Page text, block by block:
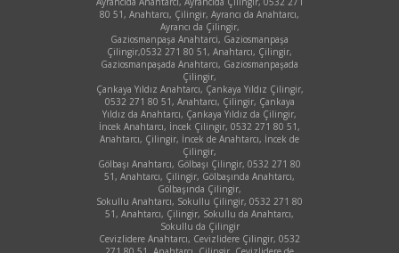
80 51, Anahtarcı, Çilingir, Ayrancı da Anahtarcı,
Ayrancı da Çilingir,
Gaziosmanpaşa Anahtarci, Gaziosmanpaşa
Çilingir,0532 271 80 51, Anahtarcı, Çilingir,
Gaziosmanpaşada Anahtarcı, Gaziosmanpaşada
Çilingir,
Çankaya Yıldız Anahtarcı, Çankaya Yıldız Çilingir,
0532 271 80 51, Anahtarcı, Çilingir, Çankaya
Yıldız da Anahtarcı, Çankaya Yıldız da Çilingir,
İncek Anahtarcı, İncek Çilingir, 0532 271 80 51,
Anahtarcı, Çilingir, İncek de Anahtarcı, İncek de
Çilingir,
Gölbaşı Anahtarcı, Gölbaşı Çilingir, 0532 271 80
51, Anahtarcı, Çilingir, Gölbaşında Anahtarcı,
Gölbaşında Çilingir,
Sokullu Anahtarcı, Sokullu Çilingir, 0532 271 80
51, Anahtarcı, Çilingir, Sokullu da Anahtarcı,
Sokullu da Çilingir
Cevizlidere Anahtarcı, Cevizlidere Çilingir, 0532